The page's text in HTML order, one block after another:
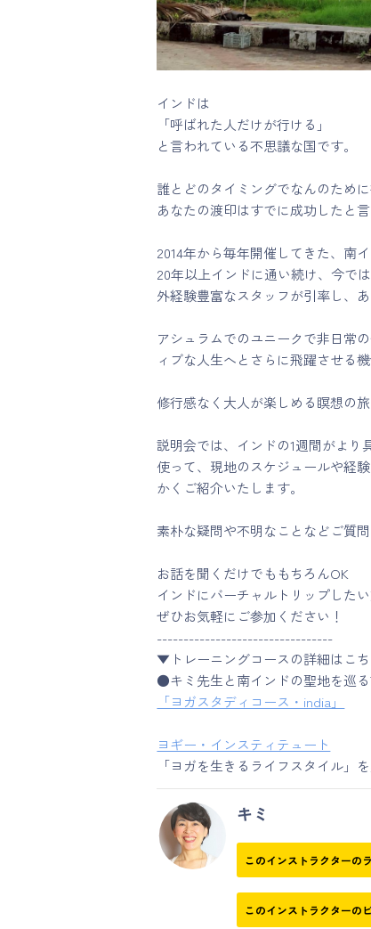
取引にかかわる表示
インドは
「呼ばれた人だけが行ける」
と言われている不思議な国です。
誰とどのタイミングでなんのため
あなたの渡印はすでに成功したと
2014年から毎年開催してきた、南
20年以上インドに通い続け、今で
外経験豊富なスタッフが引率し、
アシュラムでのユニークで非日常
ィブな人生へとさらに飛躍させる
修行感なく大人が楽しめる瞑想の
説明会では、インドの1週間がより
使って、現地のスケジュールや経
かくご紹介いたします。
素朴な疑問や不明なことなどご質
お話を聞くだけでももちろんOK
インドにバーチャルトリップした
ぜひお気軽にご参加ください！
---------------------------------
▼トレーニングコースの詳細はこち
●キミ先生と南インドの聖地を巡る
「ヨガスタディコース・india」
ヨギー・インスティテュート
「ヨガを生きるライフスタイル」
キミ
このインストラクターの
このインストラクターの